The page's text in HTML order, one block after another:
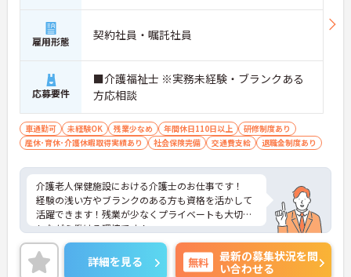
雇用形態 契約社員・嘱託社員
応募要件
■介護福祉士 ※実務未経験・ブランクある
方応相談
車通勤可 未経験OK 残業少なめ 年間休日110日以上
研修制度あり
産休･育休･介護休暇取得実績あり
社会保険完備 交通費支給 退職金制度あり
介護老人保健施設における介護士のお仕事です！
経験の浅い方やブランクのある方も資格を活かして
活躍できます！残業が少なくプライベートも大切に
しながら働ける環境です！
ご興味ある方には、面接のポイントなど、さらに詳
細をお話致しますのでお気軽にご相談ください。
詳細を見る 無料
最新の募集状況を問
い合わせる